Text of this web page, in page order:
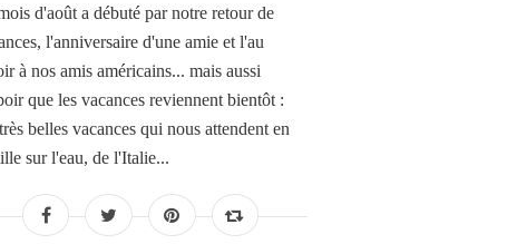
d'août a débuté par notre retour de
l'anniversaire d'une amie et l'au
à nos amis américains... mais aussi
que les vacances reviennent bientôt :
belles vacances qui nous attendent en
sur l'eau, de l'Italie...